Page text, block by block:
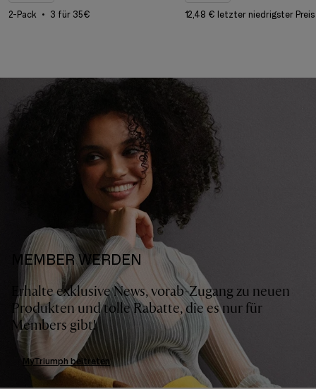
2-Pack 3 für 35€ 12,48 € letzter niedrigster Preis
MEMBER WERDEN
Erhalte exklusive News, vorab-Zugang zu neuen
Produkten und tolle Rabatte, die es nur für
Members gibt!
MyTriumph beitreten